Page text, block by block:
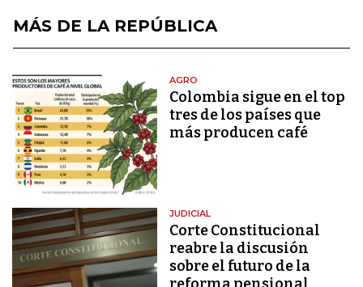
MÁS DE LA REPÚBLICA
AGRO
Colombia sigue en el top
tres de los países que
más producen café
JUDICIAL
Corte Constitucional
reabre la discusión
sobre el futuro de la